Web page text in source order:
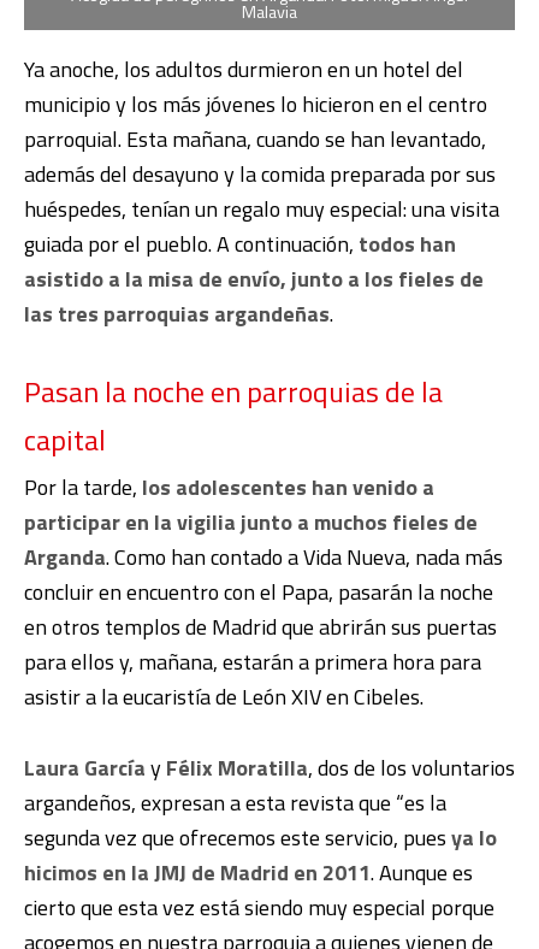
Malavia
Ya anoche, los adultos durmieron en un hotel del
municipio y los más jóvenes lo hicieron en el centro
parroquial. Esta mañana, cuando se han levantado,
además del desayuno y la comida preparada por sus
huéspedes, tenían un regalo muy especial: una visita
guiada por el pueblo. A continuación, todos han
asistido a la misa de envío, junto a los fieles de
las tres parroquias argandeñas.
Pasan la noche en parroquias de la
capital
Por la tarde, los adolescentes han venido a
participar en la vigilia junto a muchos fieles de
Arganda. Como han contado a Vida Nueva, nada más
concluir en encuentro con el Papa, pasarán la noche
en otros templos de Madrid que abrirán sus puertas
para ellos y, mañana, estarán a primera hora para
asistir a la eucaristía de León XIV en Cibeles.
Laura GarcíayFélix Moratilla, dos de los voluntarios
argandeños, expresan a esta revista que “es la
segunda vez que ofrecemos este servicio, puesya lo
hicimos en la JMJ de Madrid en 2011. Aunque es
cierto que esta vez está siendo muy especial porque